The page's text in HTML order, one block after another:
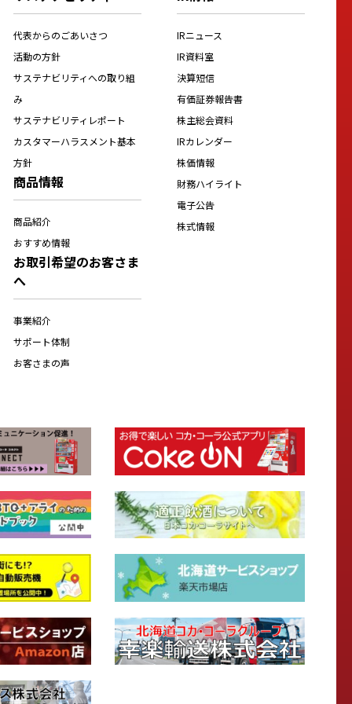
代表からのごあいさつ
活動の方針
サステナビリティへの取り組
み
サステナビリティレポート
カスタマーハラスメント基本
方針
商品情報
商品紹介
おすすめ情報
お取引希望のお客さま
へ
事業紹介
サポート体制
お客さまの声
IRニュース
IR資料室
決算短信
有価証券報告書
株主総会資料
IRカレンダー
株価情報
財務ハイライト
電子公告
株式情報